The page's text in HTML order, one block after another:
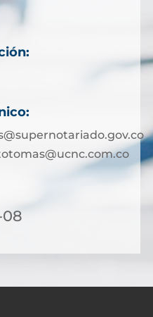
08